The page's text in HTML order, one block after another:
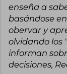
enseña a
basándose
obervar y
olvidando los
informan
decisiones,